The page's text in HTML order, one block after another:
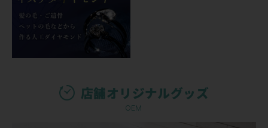
店舗オリジナルグッズ
OEM